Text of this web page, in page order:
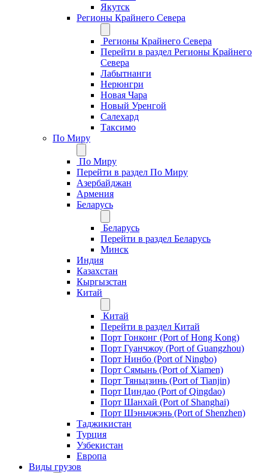
Якутск
Регионы Крайнего Севера
Регионы Крайнего Севера
Перейти в раздел Регионы Крайнего
Севера
Лабытнанги
Нерюнгри
Новая Чара
Новый Уренгой
Салехард
Таксимо
По Миру
По Миру
Перейти в раздел По Миру
Азербайджан
Армения
Беларусь
Беларусь
Перейти в раздел Беларусь
Минск
Индия
Казахстан
Кыргызстан
Китай
Китай
Перейти в раздел Китай
Порт Гонконг (Port of Hong Kong)
Порт Гуанчжоу (Port of Guangzhou)
Порт Нинбо (Port of Ningbo)
Порт Сямынь (Port of Xiamen)
Порт Тяньцзинь (Port of Tianjin)
Порт Циндао (Port of Qingdao)
Порт Шанхай (Port of Shanghai)
Порт Шэньчжэнь (Port of Shenzhen)
Таджикистан
Турция
Узбекистан
Европа
Виды грузов